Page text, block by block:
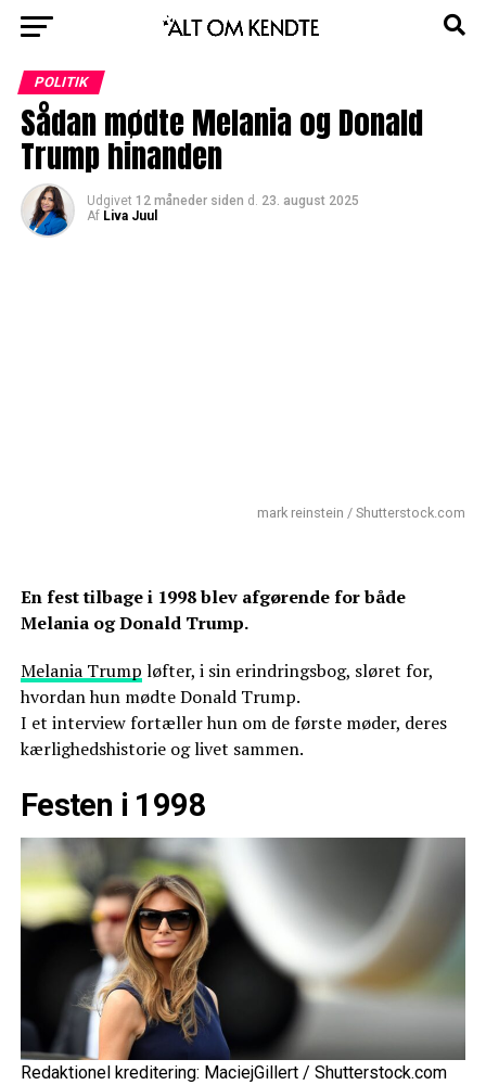
POLITIK
Sådan mødte Melania og Donald
Trump hinanden
Udgivet 12 måneder siden d. 23. august 2025
Af Liva Juul
mark reinstein / Shutterstock.com
En fest tilbage i 1998 blev afgørende for både
Melania og Donald Trump.
Melania Trump løfter, i sin erindringsbog, sløret for,
hvordan hun mødte Donald Trump.
I et interview fortæller hun om de første møder, deres
kærlighedshistorie og livet sammen.
Festen i 1998
Redaktionel kreditering: MaciejGillert / Shutterstock.com